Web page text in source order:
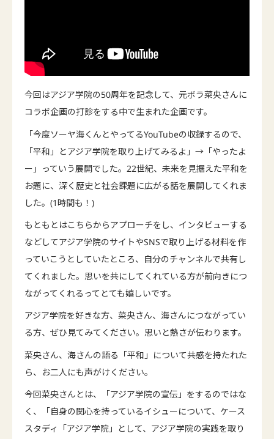
今回はアジア学院の50周年を記念して、元ボラ菜央さんに
コラボ企画の打診をする中で生まれた企画です。
「今度ソーヤ海くんとやってるYouTubeの収録するので、
「平和」とアジア学院を取り上げてみるよ」→「やったよ
ー」っていう展開でした。22世紀、未来を見据えた平和を
お題に、深く歴史と社会課題に広がる話を展開してくれま
した。(1時間も！)
もともとはこちらからアプローチをし、インタビューする
などしてアジア学院のサイトやSNSで取り上げる材料を作
っていこうとしていたところ、自分のチャンネルで共有し
てくれました。思いを共にしてくれている方が前向きにつ
ながってくれるってとても嬉しいです。
アジア学院を好きな方、菜央さん、海さんにつながってい
る方、ぜひ見てみてください。思いと熱さが伝わります。
菜央さん、海さんの語る「平和」について共感を持たれた
ら、お二人にも声がけください。
今回菜央さんとは、「アジア学院の宣伝」をするのではな
く、「自身の関心を持っているイシューについて、ケース
スタディ「アジア学院」として、アジア学院の実践を取り